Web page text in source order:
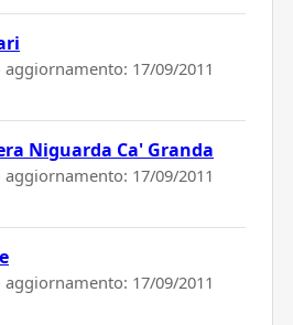
aggiornamento: 17/09/2011
Niguarda Ca' Granda
aggiornamento: 17/09/2011
aggiornamento: 17/09/2011